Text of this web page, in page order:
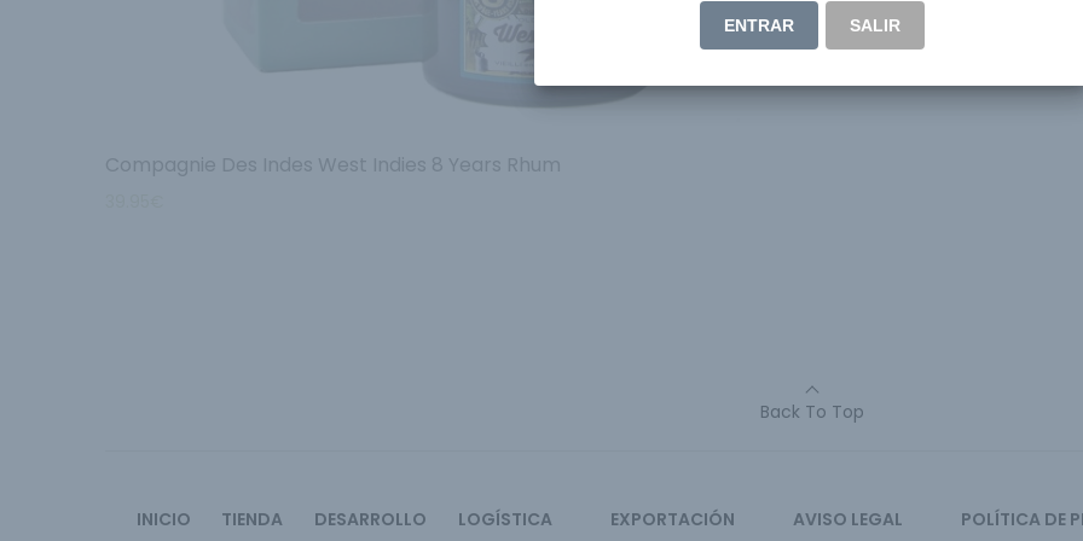
Compagnie Des Indes West Indies 8 Years Rhum
Back To Top
INICIO TIENDA DESARROLLO LOGÍSTICA EXPORTACIÓN AVISO LEGAL POLÍTICA DE
ENTRAR SALIR